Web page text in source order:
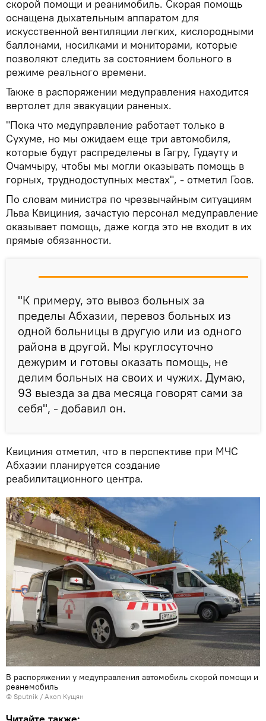
скорой помощи и реанимобиль. Скорая помощь
оснащена дыхательным аппаратом для
искусственной вентиляции легких, кислородными
баллонами, носилками и мониторами, которые
позволяют следить за состоянием больного в
режиме реального времени.
Также в распоряжении медуправления находится
вертолет для эвакуации раненых.
"Пока что медуправление работает только в
Сухуме, но мы ожидаем еще три автомобиля,
которые будут распределены в Гагру, Гудауту и
Очамчыру, чтобы мы могли оказывать помощь в
горных, труднодоступных местах", - отметил Гоов.
По словам министра по чрезвычайным ситуациям
Льва Квициния, зачастую персонал медуправление
оказывает помощь, даже когда это не входит в их
прямые обязанности.
"К примеру, это вывоз больных за
пределы Абхазии, перевоз больных из
одной больницы в другую или из одного
района в другой. Мы круглосуточно
дежурим и готовы оказать помощь, не
делим больных на своих и чужих. Думаю,
93 выезда за два месяца говорят сами за
себя", - добавил он.
Квициния отметил, что в перспективе при МЧС
Абхазии планируется создание
реабилитационного центра.
В распоряжении у медуправления автомобиль скорой помощи и
реанемобиль
© Sputnik / Акоп Кущян